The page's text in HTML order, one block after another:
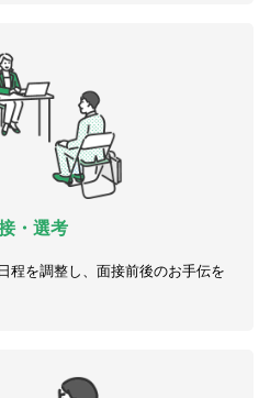
・選考
程を調整し、面接前後のお手伝を